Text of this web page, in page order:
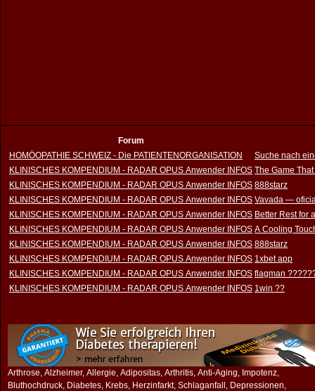
Forum
HOMÖOPATHIE SCHWEIZ - Die PATIENTENORGANISATION
Suche nach
KLINISCHES KOMPENDIUM - RADAR OPUS Anwender INFOS The Game
KLINISCHES KOMPENDIUM - RADAR OPUS Anwender INFOS 888starz
KLINISCHES KOMPENDIUM - RADAR OPUS Anwender INFOS Vavada —
KLINISCHES KOMPENDIUM - RADAR OPUS Anwender INFOS Better Rest for
KLINISCHES KOMPENDIUM - RADAR OPUS Anwender INFOS A Cooling
KLINISCHES KOMPENDIUM - RADAR OPUS Anwender INFOS 888starz
KLINISCHES KOMPENDIUM - RADAR OPUS Anwender INFOS 1xbet app
KLINISCHES KOMPENDIUM - RADAR OPUS Anwender INFOS flagman
KLINISCHES KOMPENDIUM - RADAR OPUS Anwender INFOS 1win ??
Arthrose, Alzheimer, Allergie, Adipositas, Arthritis, Anti-Aging, Impotenz,
Bluthochdruck, Diabetes, Krebs, Herzinfarkt, Schlaganfall, Depressionen,